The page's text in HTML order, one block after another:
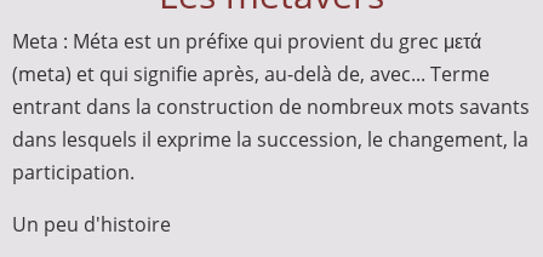
Meta : Méta est un préfixe qui provient du grec μετά
(meta) et qui signifie après, au-delà de, avec... Terme
entrant dans la construction de nombreux mots savants
dans lesquels il exprime la succession, le changement, la
participation.
Un peu d'histoire